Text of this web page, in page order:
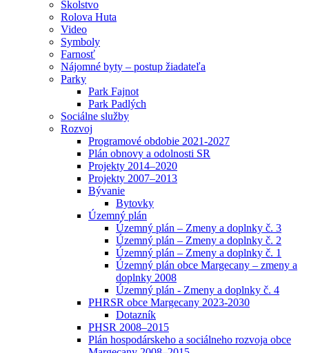
Školstvo
Rolova Huta
Video
Symboly
Farnosť
Nájomné byty – postup žiadateľa
Parky
Park Fajnot
Park Padlých
Sociálne služby
Rozvoj
Programové obdobie 2021-2027
Plán obnovy a odolnosti SR
Projekty 2014–2020
Projekty 2007–2013
Bývanie
Bytovky
Územný plán
Územný plán – Zmeny a doplnky č. 3
Územný plán – Zmeny a doplnky č. 2
Územný plán – Zmeny a doplnky č. 1
Územný plán obce Margecany – zmeny a
doplnky 2008
Územný plán - Zmeny a doplnky č. 4
PHRSR obce Margecany 2023-2030
Dotazník
PHSR 2008–2015
Plán hospodárskeho a sociálneho rozvoja obce